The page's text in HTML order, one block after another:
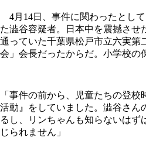
4月14日、事件に関わったとし
た澁谷容疑者。日本中を震撼させ
通っていた千葉県松戸市立六実第
会」会長だったからだ。小学校の
「事件の前から、児童たちの登
活動』をしていました。澁谷さん
るし、リンちゃんも知らないはず
じられません」